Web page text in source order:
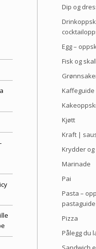
Dip og
Egg –
Fisk og
Kaffeguide
Kjøtt
Kraft |
Krydder
Marinade
Pai
Pasta –
pastaguide
Pizza
Pålegg du